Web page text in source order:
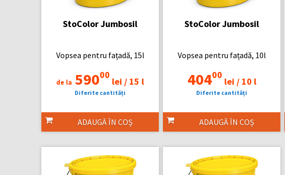
StoColor Jumbosil
Vopsea pentru fațadă, 15l
de la 59000
lei / 15 l
Diferite cantități
ADAUGĂ ÎN COȘ
StoColor Jumbosil
Vopsea pentru fațadă, 10l
40400
lei /10 l
Diferite cantități
ADAUGĂ ÎN COȘ